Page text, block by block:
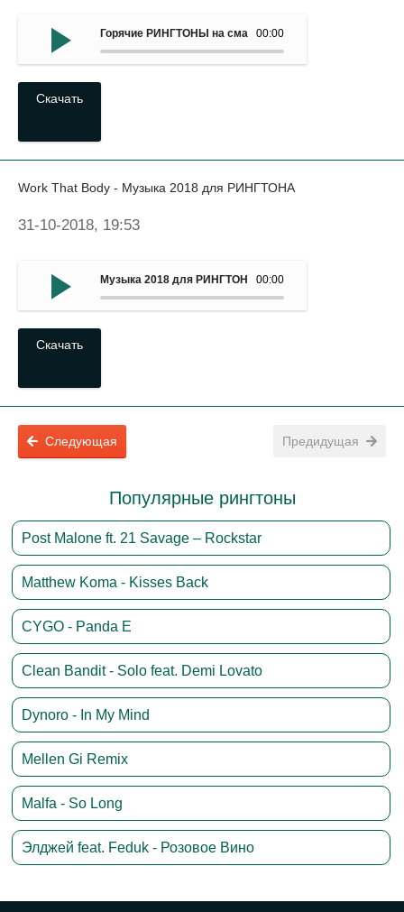
00:00
Горячие РИНГТОНЫ на смартфон - Windles (2018)
Скачать
Work That Body - Музыка 2018 для РИНГТОНА
31-10-2018, 19:53
00:00
Музыка 2018 для РИНГТОНА - Work That Body
Скачать
Предидущая
Следующая
Популярные рингтоны
Post Malone ft. 21 Savage – Rockstar
Matthew Koma - Kisses Back
CYGO - Panda E
Clean Bandit - Solo feat. Demi Lovato
Dynoro - In My Mind
Mellen Gi Remix
Malfa - So Long
Элджей feat. Feduk - Розовое Вино